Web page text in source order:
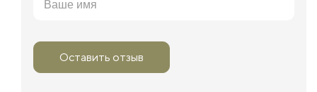
Оставить отзыв